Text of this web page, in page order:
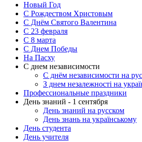
Новый Год
С Рождеством Христовым
С Днём Святого Валентина
С 23 февраля
C 8 марта
С Днем Победы
На Пасху
С днем независимости
С днём независимости на
З днем незалежності на
Профессиональные праздники
День знаний - 1 сентября
День знаний на русском
День знань на українському
День студента
День учителя